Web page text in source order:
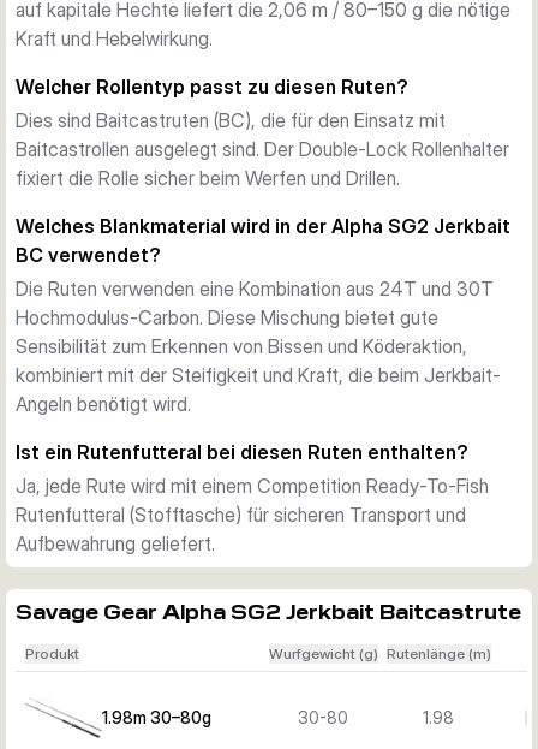
sicher. Jede Rute wird mit einem Competition Ready-To-
Fish Rutenfutteral geliefert.
Die Serie umfasst drei Modelle mit Wurfgewichten von 30 g
bis 150 g:
1,98 m / 30–80 g (202 g) – Die leichteste Variante für
mittlere Jerkbaits und feinere Präsentationen
1,98 m / 50–100 g (220 g) – Eine vielseitige Wahl für das
Standard-Jerkbait-Angeln
schwere Jerkbaits und große Hechte
auf kapitale Hechte liefert die 2,06 m / 80–150 g die nötige
Kraft und Hebelwirkung.
Welcher Rollentyp passt zu diesen Ruten?
Dies sind Baitcastruten (BC), die für den Einsatz mit
Baitcastrollen ausgelegt sind. Der Double-Lock Rollenhalter
fixiert die Rolle sicher beim Werfen und Drillen.
Welches Blankmaterial wird in der Alpha SG2 Jerkbait
BC verwendet?
Die Ruten verwenden eine Kombination aus 24T und 30T
Hochmodulus-Carbon. Diese Mischung bietet gute
Sensibilität zum Erkennen von Bissen und Köderaktion,
kombiniert mit der Steifigkeit und Kraft, die beim Jerkbait-
Angeln benötigt wird.
Ist ein Rutenfutteral bei diesen Ruten enthalten?
Ja, jede Rute wird mit einem Competition Ready-To-Fish
Rutenfutteral (Stofftasche) für sicheren Transport und
Aufbewahrung geliefert.
Savage Gear Alpha SG2 Jerkbait Baitcastrute
Produkt Wurfgewicht (g) Rutenlänge (m)
1.98m 30–80g 30-80 1.98